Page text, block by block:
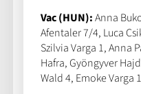
Vac (HUN):Anna
Afentaler 7/4, Luca
Szilvia Varga 1, Anna
Hafra, Gyöngyver
Wald 4, Emoke Varga